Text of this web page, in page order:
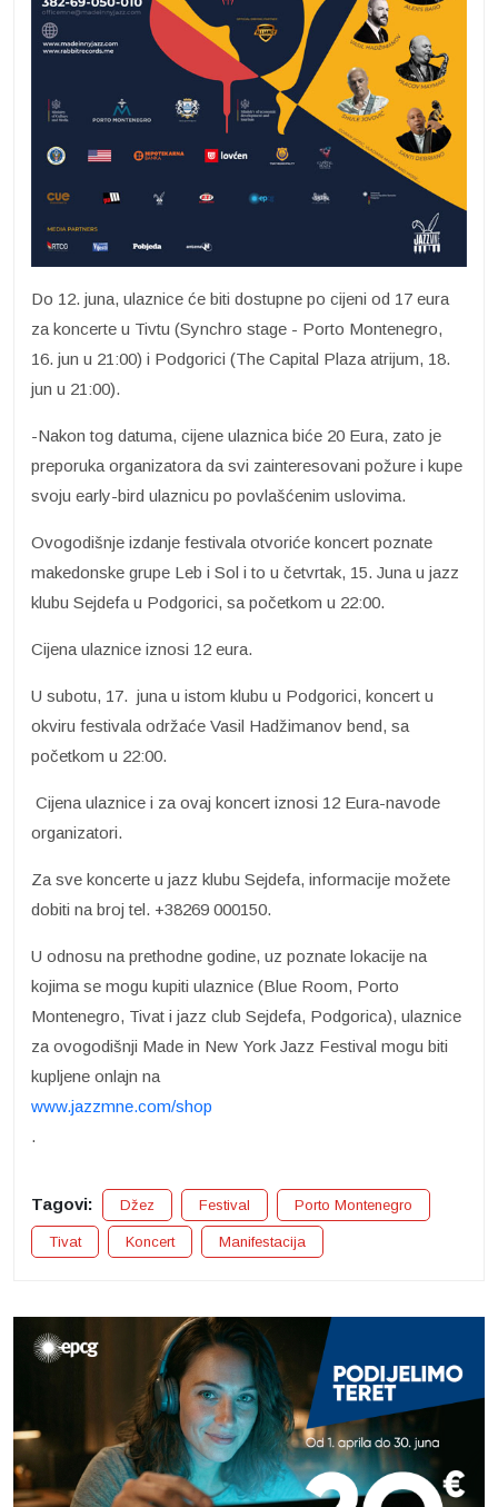
Do 12. juna, ulaznice će biti dostupne po cijeni od 17 eura
za koncerte u Tivtu (Synchro stage - Porto Montenegro,
16. jun u 21:00) i Podgorici (The Capital Plaza atrijum, 18.
jun u 21:00).
-Nakon tog datuma, cijene ulaznica biće 20 Eura, zato je
preporuka organizatora da svi zainteresovani požure i kupe
svoju early-bird ulaznicu po povlašćenim uslovima.
Ovogodišnje izdanje festivala otvoriće koncert poznate
makedonske grupe Leb i Sol i to u četvrtak, 15. Juna u jazz
klubu Sejdefa u Podgorici, sa početkom u 22:00.
Cijena ulaznice iznosi 12 eura.
U subotu, 17. juna u istom klubu u Podgorici, koncert u
okviru festivala održaće Vasil Hadžimanov bend, sa
početkom u 22:00.
Cijena ulaznice i za ovaj koncert iznosi 12 Eura-navode
organizatori.
Za sve koncerte u jazz klubu Sejdefa, informacije možete
dobiti na broj tel. +38269 000150.
U odnosu na prethodne godine, uz poznate lokacije na
kojima se mogu kupiti ulaznice (Blue Room, Porto
Montenegro, Tivat i jazz club Sejdefa, Podgorica), ulaznice
za ovogodišnji Made in New York Jazz Festival mogu biti
kupljene onlajn na
www.jazzmne.com/shop
.
Tagovi: Džez Festival Porto Montenegro
Tivat Koncert Manifestacija